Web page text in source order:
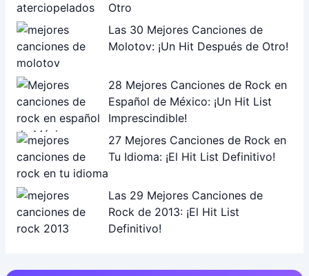
Otro
Las 30 Mejores Canciones de
Molotov: ¡Un Hit Después de Otro!
28 Mejores Canciones de Rock en
Español de México: ¡Un Hit List
Imprescindible!
27 Mejores Canciones de Rock en
Tu Idioma: ¡El Hit List Definitivo!
Las 29 Mejores Canciones de
Rock de 2013: ¡El Hit List
Definitivo!